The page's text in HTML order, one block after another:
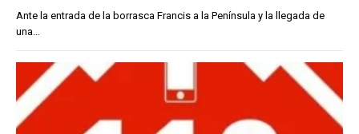
Ante la entrada de la borrasca Francis a la Península y la llegada de
una…